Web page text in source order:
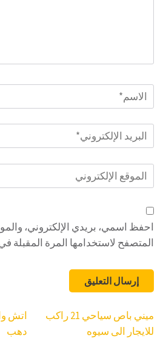
الاسم
البريد
الإلكتروني*
الموقع
الإلكتروني
احفظ اسمي، بريدي الإلكتروني،
المتصفح لاستخدامها المرة المقبلة
تصفّح
المقالات
دهب
ميني باص سياحي 21 راكب
للايجار الى سيوه